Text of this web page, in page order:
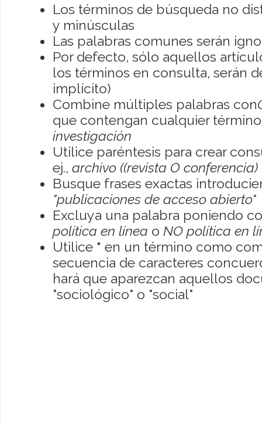
Los términos de búsqueda no
y minúsculas
Las palabras comunes serán
Por defecto, sólo aquellos
los términos en consulta, serán
implícito)
Combine múltiples palabras con
que contengan cualquier
investigación
Utilice paréntesis para crear
ej., archivo ((revista O conferencia)
Busque frases exactas
"publicaciones de acceso abierto"
Excluya una palabra poniendo
política en línea o NO política en
Utilice * en un término como
secuencia de caracteres
hará que aparezcan aquellos
"sociológico" o "social"